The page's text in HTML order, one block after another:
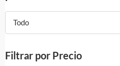
Todo
Filtrar por Precio